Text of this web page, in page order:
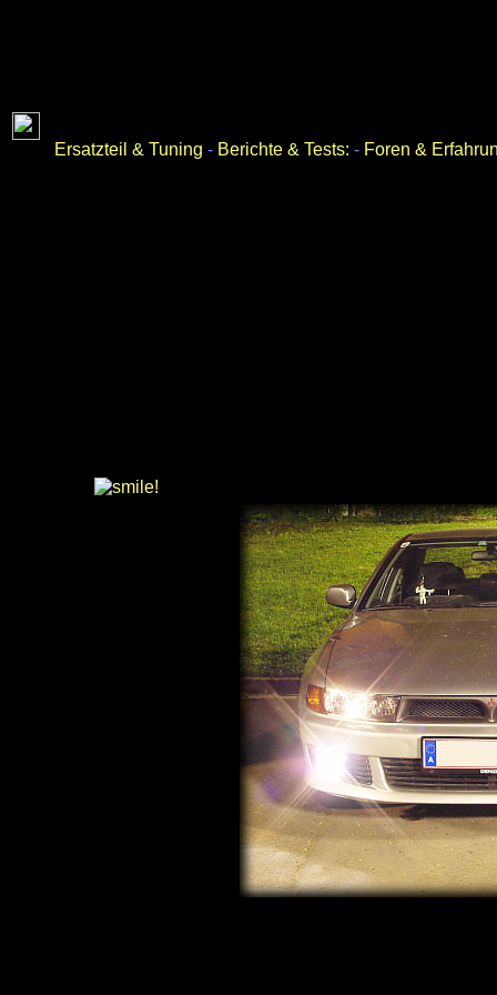
Ersatzteil & Tuning - Berichte & Tests: - Foren &